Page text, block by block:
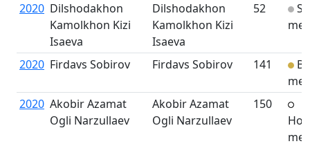
2020 Dilshodakhon
Kamolkhon Kizi
Isaeva
Dilshodakhon
Kamolkhon Kizi
Isaeva
52
2020 Firdavs Sobirov Firdavs Sobirov 141
2020 Akobir Azamat
Ogli Narzullaev
Akobir Azamat
Ogli Narzullaev
150